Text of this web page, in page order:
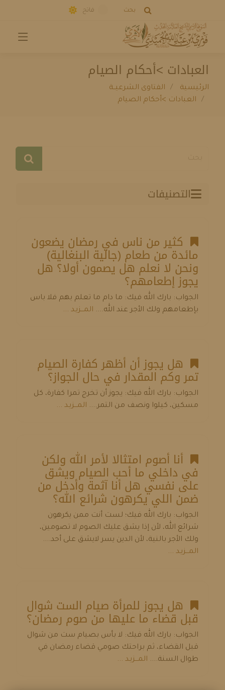
بحث فاتح
العبادات >أحكام الصيام
الرئيسية
الفتاوى الشرعيــة
العبادات >أحكام الصيام
التصنيفات
كثير من ناس في رمضان يضعون
مائدة من طعام (جالية البنغالية)
ونحن لا نعلم هل يصمون أولا؟ هل
يجوز إطعامهم؟
الجواب: بارك الله فيك: ما دام ما تعلم بهم فلا باس
بإطعامهم ولك الأجر عند الله.... المـــزيـد ...
هل يجوز أن أظهر كفارة الصيام
تمر وكم المقدار في حال الجواز؟
الجواب: بارك الله فيك: يجوز أن تخرج تمرا كفارة، كل
مسكين، كيلوا ونصف من التمر.... المـــزيـد ...
أنا أصوم امتثالا لأمر الله ولكن
في داخلي ما أحب الصيام ويشق
على نفسي هل أنا آثمة وأدخل من
ضمن اللي يكرهون شرائع الله؟
الجواب: بارك الله فيك؛ لست أنت ممن يكرهون
شرائع الله، لأن إذا يشق عليك الصوم لا تصومين،
ولك الأجر بالنية، لأن الدين يسر لايشق على أحد....
المـــزيـد ...
هل يجوز للمرأة صيام الست شوال
قبل قضاء ما عليها من صوم رمضان؟
الجواب: بارك الله فيك: لا بأس بصيام ست من شوال
قبل القضاء، ثم براحتك صومي قضاء رمضان في
طوال السنة.... المـــزيـد ...